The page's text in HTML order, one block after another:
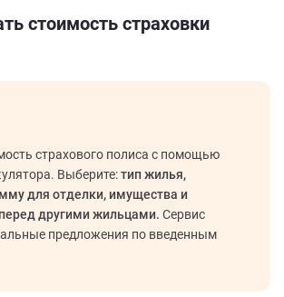
стоимость страховки
страхового полиса с помощью
Выберите:тип жилья,
для отделки, имущества и
другими жильцами. Сервис
предложения по введенным